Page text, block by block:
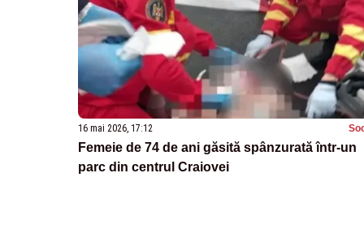
16 mai 2026, 17:12
Femeie de 74 de ani găsită spânzurată într-un
parc din centrul Craiovei